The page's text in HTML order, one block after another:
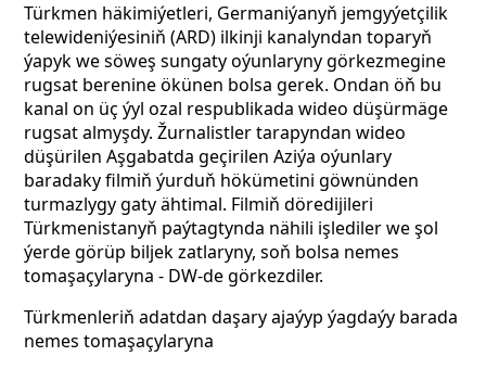
Türkmen häkimiýetleri, Germaniýanyň jemgyýetçilik
telewideniýesiniň (ARD) ilkinji kanalyndan toparyň
ýapyk we söweş sungaty oýunlaryny görkezmegine
rugsat berenine ökünen bolsa gerek. Ondan öň bu
kanal on üç ýyl ozal respublikada wideo düşürmäge
rugsat almyşdy. Žurnalistler tarapyndan wideo
düşürilen Aşgabatda geçirilen Aziýa oýunlary
baradaky filmiň ýurduň hökümetini göwnünden
turmazlygy gaty ähtimal. Filmiň döredijileri
Türkmenistanyň paýtagtynda nähili işlediler we şol
ýerde görüp biljek zatlaryny, soň bolsa nemes
tomaşaçylaryna - DW-de görkezdiler.
Türkmenleriň adatdan daşary ajaýyp ýagdaýy barada
nemes tomaşaçylaryna